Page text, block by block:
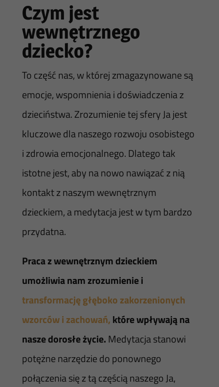
Czym jest
wewnętrznego
dziecko?
To część nas, w której zmagazynowane są
emocje, wspomnienia i doświadczenia z
dzieciństwa. Zrozumienie tej sfery Ja jest
kluczowe dla naszego rozwoju osobistego
i zdrowia emocjonalnego. Dlatego tak
istotne jest, aby na nowo nawiązać z nią
kontakt z naszym wewnętrznym
dzieckiem, a medytacja jest w tym bardzo
przydatna.
Praca z wewnętrznym dzieckiem
umożliwia nam zrozumienie i
transformację głęboko zakorzenionych
wzorców i zachowań,które wpływają na
nasze dorosłe życie.Medytacja stanowi
potężne narzędzie do ponownego
połączenia się z tą częścią naszego Ja,